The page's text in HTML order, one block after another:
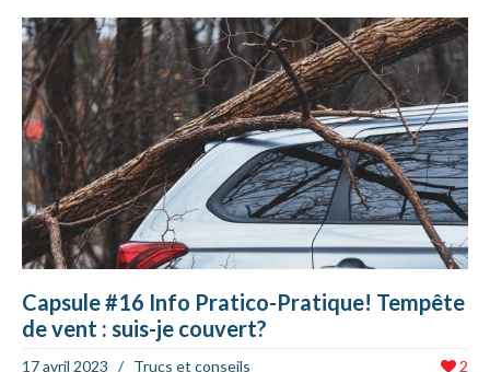
Capsule #16 Info Pratico-Pratique! Tempête
de vent : suis-je couvert?
2
17 avril 2023 / Trucs et conseils